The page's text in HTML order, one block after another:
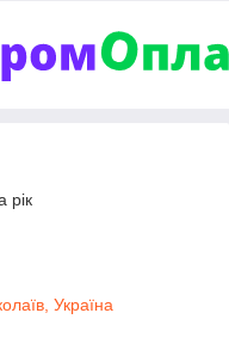
FaSiding, VOX,
рік
Україна